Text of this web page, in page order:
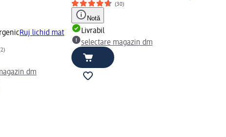
Ruj lichid mat
dm
(30)
Notă
Livrabil
selectare magazin dm